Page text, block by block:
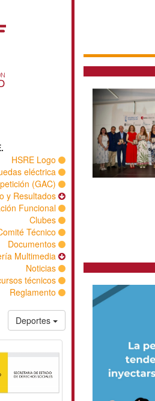
S.R.E.
HSRE Logo
Hockey en silla de ruedas eléctrica
Grupo de Alta Competición (GAC)
Calendario y Resultados
Clasificación Funcional
Reglamento